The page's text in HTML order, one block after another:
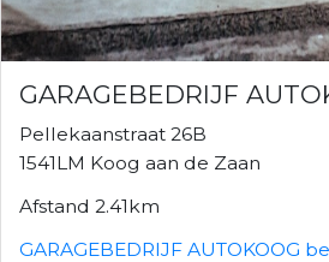
GARAGEBEDRIJF
Pellekaanstraat 26B
1541LM Koog aan de Zaan
Afstand 2.41km
GARAGEBEDRIJF AUTOKOOG